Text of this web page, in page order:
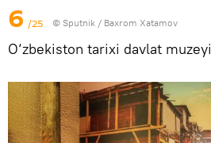
6 /25 © Sputnik / Baxrom Xatamov
O‘zbekiston tarixi davlat muzeyi